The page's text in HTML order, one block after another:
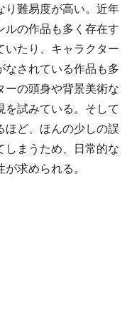
難易度が高い。近年
ルの作品も多く存在す
いたり、キャラクター
なされている作品も多
ーの頭身や背景美術な
試みている。そして
ほど、ほんの少しの誤
しまうため、日常的な
求められる。